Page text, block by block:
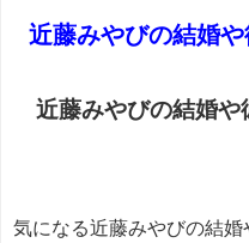
近藤みやびの結婚
近藤みやびの結婚や
気になる近藤みやびの結婚